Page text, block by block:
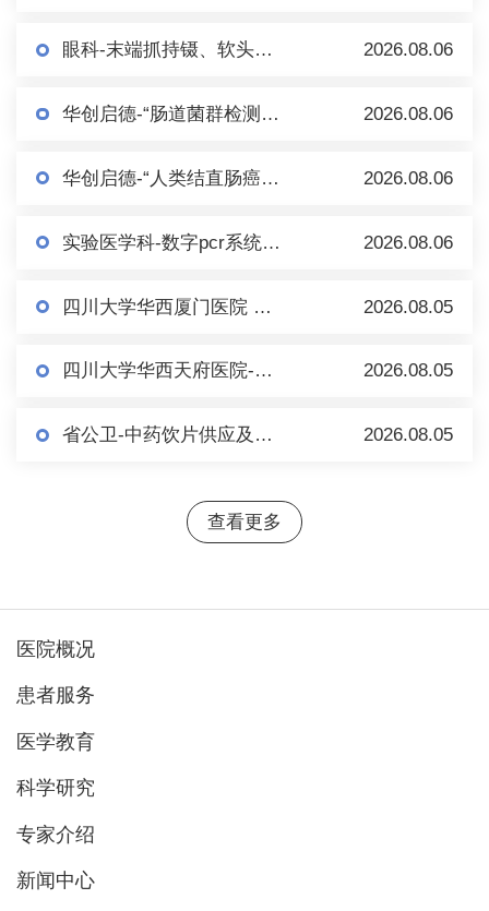
眼科-末端抓持镊、软头移液手柄、内界膜镊等眼科耗材/手术器械 市场调研 2026.08.06
华创启德-“肠道菌群检测+肠菌制备”项目市场调研 2026.08.06
华创启德-“人类结直肠癌多基因甲基化检测（血液）试剂盒及配套设备” 市场调研 2026.08.06
实验医学科-数字pcr系统及配套试剂耗材-单一来源公示 2026.08.06
四川大学华西厦门医院 市场调研一批 2026.08.05
四川大学华西天府医院-自动配药机（医用抽吸泵）市场调研 2026.08.05
省公卫-中药饮片供应及相关服务市场调研（第二轮） 2026.08.05
查看更多
医院概况
患者服务
医学教育
科学研究
专家介绍
新闻中心